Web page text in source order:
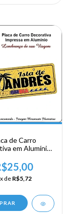
de Carro
em Alumínio
Andres
x de R$5,72